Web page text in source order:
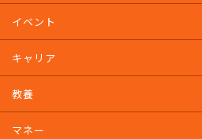
イベント
キャリア
教養
マネー